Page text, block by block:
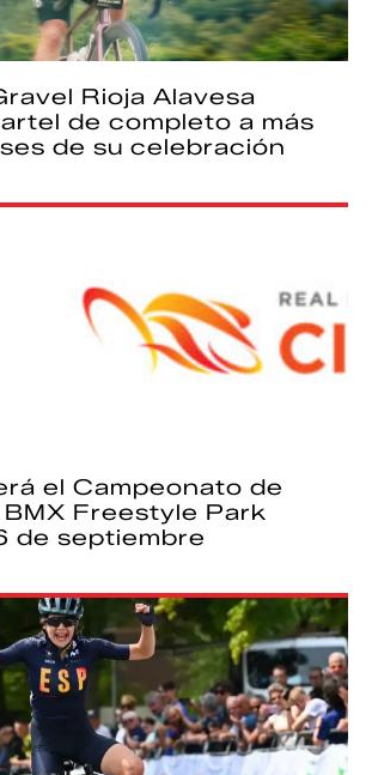
Rioja Alavesa
de completo a más
de su celebración
el Campeonato de
BMX Freestyle Park
de septiembre